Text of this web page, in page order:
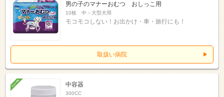
男の子のマナーおむつ おしっこ用
10枚 中－大型犬用
モコモコしない！お出かけ・車・旅行にも！
取扱い病院
中容器
300CC